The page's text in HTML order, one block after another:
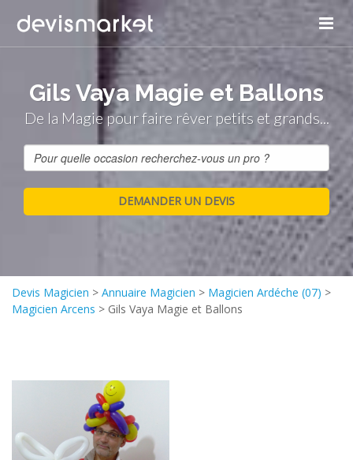
Gils Vaya Magie et Ballons
De la Magie pour faire rêver petits et grands...
Devis Magicien > Annuaire Magicien > Magicien Ardéche (07) >
Magicien Arcens > Gils Vaya Magie et Ballons